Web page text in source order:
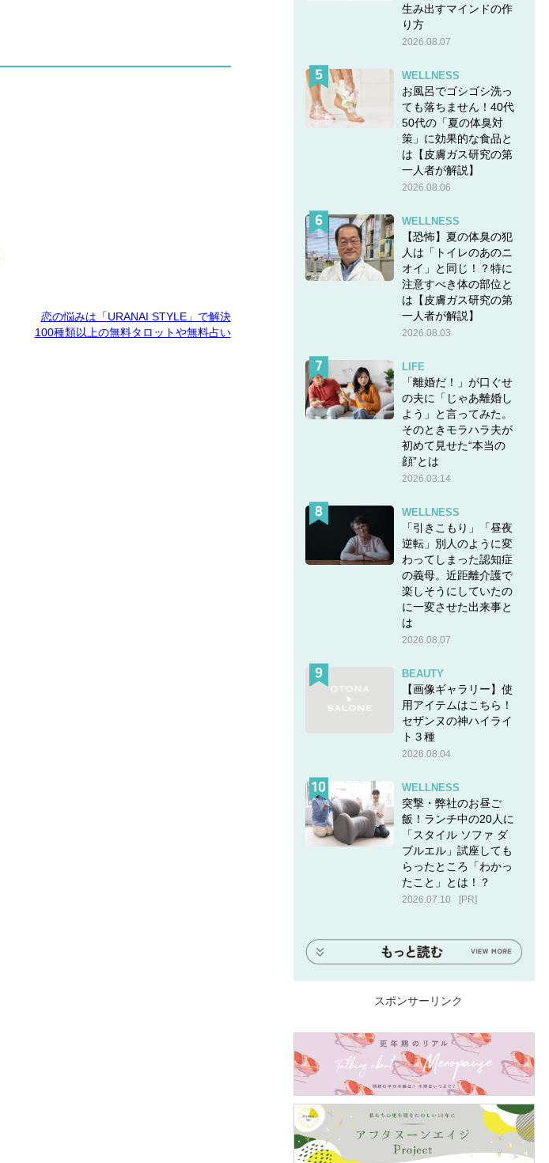
恋の悩みは「URANAI STYLE」で解決
100種類以上の無料タロットや無料占い
生み出すマインドの作
り方
2026.08.07
WELLNESS
お風呂でゴシゴシ洗っ
ても落ちません！40代
50代の「夏の体臭対
策」に効果的な食品と
は【皮膚ガス研究の第
一人者が解説】
2026.08.06
WELLNESS
【恐怖】夏の体臭の犯
人は「トイレのあのニ
オイ」と同じ！？特に
注意すべき体の部位と
は【皮膚ガス研究の第
一人者が解説】
2026.08.03
LIFE
「離婚だ！」が口ぐせ
の夫に「じゃあ離婚し
よう」と言ってみた。
そのときモラハラ夫が
初めて見せた“本当の
顔”とは
2026.03.14
WELLNESS
「引きこもり」「昼夜
逆転」別人のように変
わってしまった認知症
の義母。近距離介護で
楽しそうにしていたの
に一変させた出来事と
は
2026.08.07
BEAUTY
【画像ギャラリー】使
用アイテムはこちら！
セザンヌの神ハイライ
ト３種
2026.08.04
WELLNESS
突撃・弊社のお昼ご
飯！ランチ中の20人に
「スタイル ソファ ダ
ブルエル」試座しても
らったところ「わかっ
たこと」とは！？
2026.07.10 [PR]
スポンサーリンク